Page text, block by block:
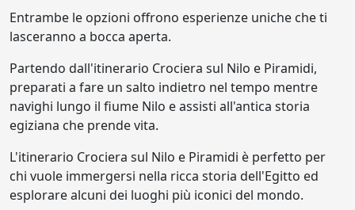
Entrambe le opzioni offrono esperienze uniche che ti
lasceranno a bocca aperta.
Partendo dall'itinerario Crociera sul Nilo e Piramidi,
preparati a fare un salto indietro nel tempo mentre
navighi lungo il fiume Nilo e assisti all'antica storia
egiziana che prende vita.
L'itinerario Crociera sul Nilo e Piramidi è perfetto per
chi vuole immergersi nella ricca storia dell'Egitto ed
esplorare alcuni dei luoghi più iconici del mondo.